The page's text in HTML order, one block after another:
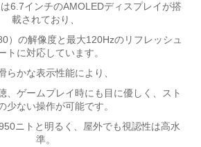
6.7インチのAMOLEDディスプレイが搭
載されており、
）の解像度と最大120Hzのリフレッシュ
トに対応しています。
らかな表示性能により、
、ゲームプレイ時にも目に優しく、スト
少ない操作が可能です。
ニトと明るく、屋外でも視認性は高水
準。